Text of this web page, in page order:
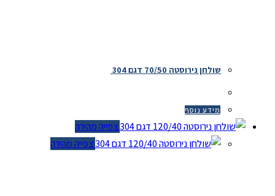
שולחן נירוסטה 70/50 דגם 304
מידע נוסף
צפייה מהירה
צפייה מהירה